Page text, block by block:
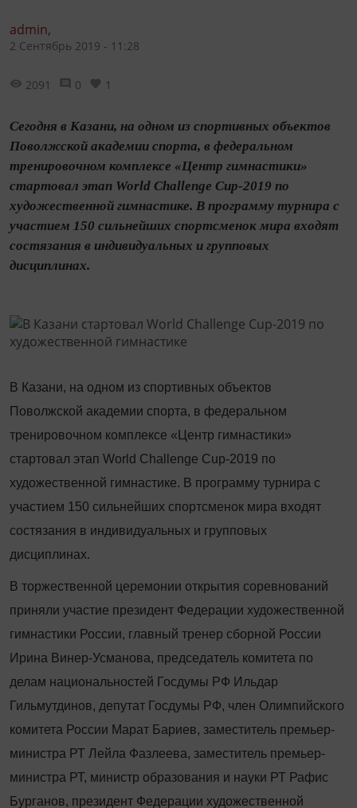
admin,
2 Сентябрь 2019 - 11:28
2091 0 1
Сегодня в Казани, на одном из спортивных объектов
Поволжской академии спорта, в федеральном
тренировочном комплексе «Центр гимнастики»
стартовал этап World Challenge Cup-2019 по
художественной гимнастике. В программу турнира с
участием 150 сильнейших спортсменок мира входят
состязания в индивидуальных и групповых
дисциплинах.
В Казани, на одном из спортивных объектов
Поволжской академии спорта, в федеральном
тренировочном комплексе «Центр гимнастики»
стартовал этап World Challenge Cup-2019 по
художественной гимнастике. В программу турнира с
участием 150 сильнейших спортсменок мира входят
состязания в индивидуальных и групповых
дисциплинах.
В торжественной церемонии открытия соревнований
приняли участие президент Федерации художественной
гимнастики России, главный тренер сборной России
Ирина Винер-Усманова, председатель комитета по
делам национальностей Госдумы РФ Ильдар
Гильмутдинов, депутат Госдумы РФ, член Олимпийского
комитета России Марат Бариев, заместитель премьер-
министра РТ Лейла Фазлеева, заместитель премьер-
министра РТ, министр образования и науки РТ Рафис
Бурганов, президент Федерации художественной